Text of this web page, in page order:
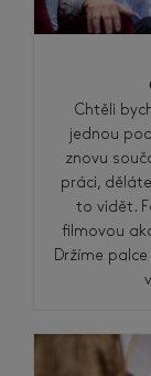
Chtěli
jednou
znovu
práci,
to vidět.
filmovou
Držíme